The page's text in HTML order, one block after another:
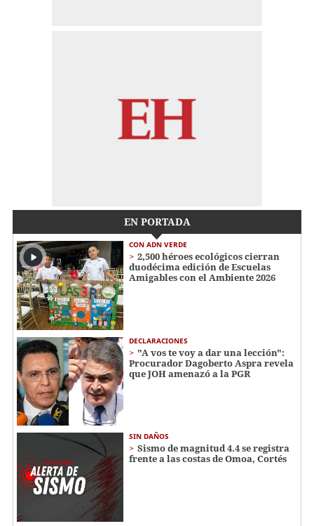
EN PORTADA
CON ADN VERDE
2,500 héroes ecológicos cierran
duodécima edición de Escuelas
Amigables con el Ambiente 2026
DECLARACIONES
"A vos te voy a dar una lección":
Procurador Dagoberto Aspra revela
que JOH amenazó a la PGR
SIN DAÑOS
Sismo de magnitud 4.4 se registra
frente a las costas de Omoa, Cortés